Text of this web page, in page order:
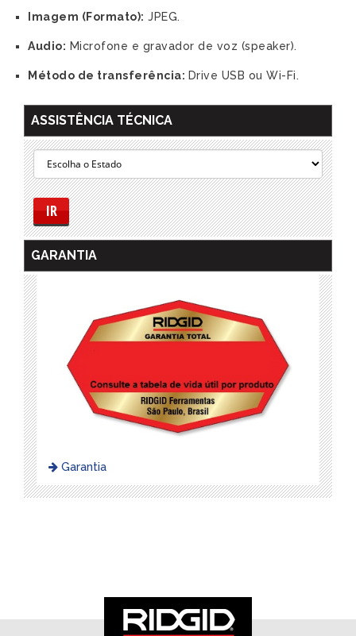
Imagem (Formato): JPEG.
Audio: Microfone e gravador de voz (speaker).
Método de transferência: Drive USB ou Wi-Fi.
ASSISTÊNCIA TÉCNICA
IR
GARANTIA
Garantia